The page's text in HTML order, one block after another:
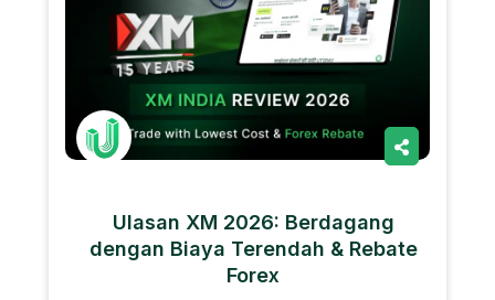
Ulasan XM 2026: Berdagang
dengan Biaya Terendah & Rebate
Forex